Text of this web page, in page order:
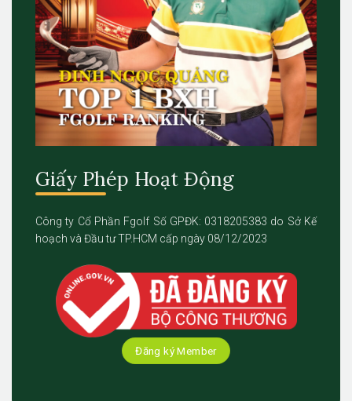
Giấy Phép Hoạt Động
Công ty Cổ Phần Fgolf Số GPĐK: 0318205383 do Sở Kế
hoạch và Đầu tư TP.HCM cấp ngày 08/12/2023
Đăng ký Member